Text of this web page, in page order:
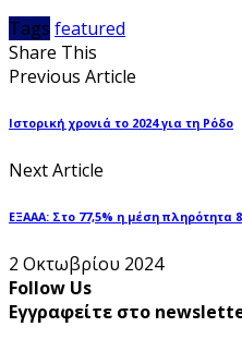
Tags featured
Share This
Previous Article
Ιστορική χρονιά το 2024 για τη Ρόδο
Next Article
ΕΞΑΑΑ: Στο 77,5% η μέση πληρότητα
2 Οκτωβρίου 2024
Follow Us
Εγγραφείτε στο